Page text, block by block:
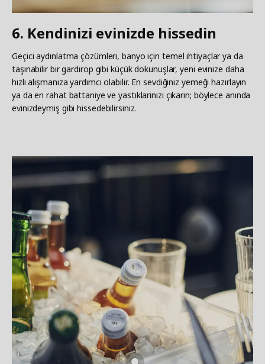
6. Kendinizi evinizde hissedin
Geçici aydınlatma çözümleri, banyo için temel ihtiyaçlar ya da
taşınabilir bir gardırop gibi küçük dokunuşlar, yeni evinize daha
hızlı alışmanıza yardımcı olabilir. En sevdiğiniz yemeği hazırlayın
ya da en rahat battaniye ve yastıklarınızı çıkarın; böylece anında
evinizdeymiş gibi hissedebilirsiniz.